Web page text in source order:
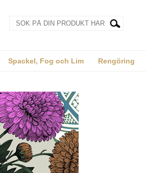
Spackel, Fog och Lim Rengöring